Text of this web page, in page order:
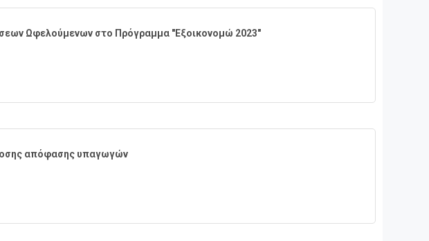
Ωφελούμενων στο Πρόγραμμα "Εξοικονομώ 2023"
απόφασης υπαγωγών